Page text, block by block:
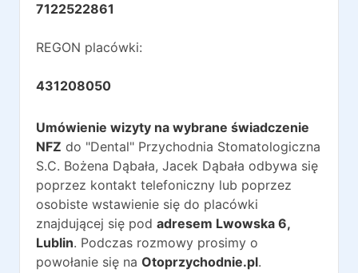
7122522861
REGON placówki:
431208050
Umówienie wizyty na wybrane świadczenie
NFZ do "Dental" Przychodnia Stomatologiczna
S.C. Bożena Dąbała, Jacek Dąbała odbywa się
poprzez kontakt telefoniczny lub poprzez
osobiste wstawienie się do placówki
znajdującej się pod adresem Lwowska 6,
Lublin. Podczas rozmowy prosimy o
powołanie się na Otoprzychodnie.pl.